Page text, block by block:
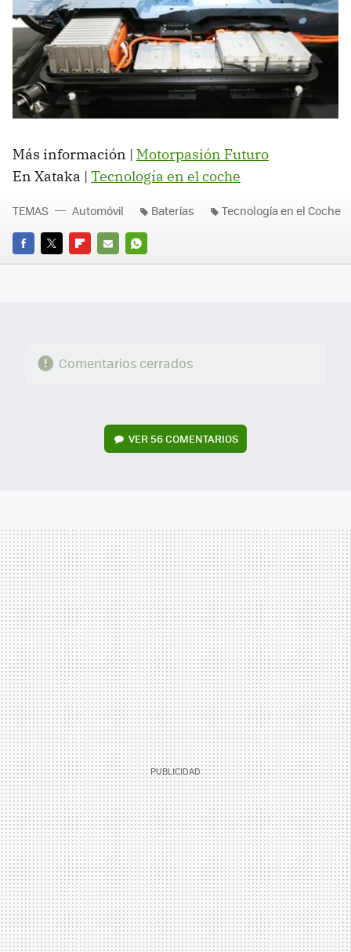
Más información | Motorpasión Futuro
En Xataka | Tecnología en el coche
FACEBOOK
TWITTERFLIPBOARD
E-
WHATSAPP
TEMAS Automóvil Baterías Tecnología en el Coche
Comentarios cerrados
VER56 COMENTARIOS